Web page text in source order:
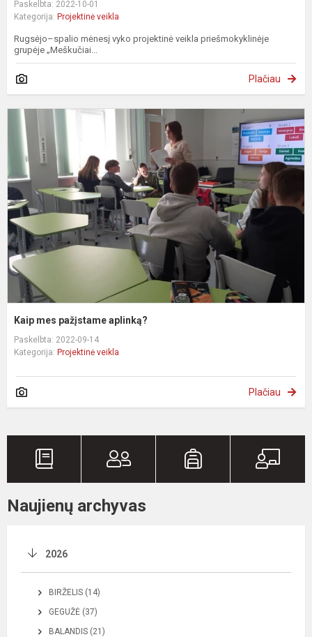
Paskelbta: 2022-10-01
Kategorija: Projektinė veikla
Rugsėjo–spalio mėnesį vyko projektinė veikla priešmokyklinėje
grupėje „Meškučiai...
Plačiau
Kaip mes pažįstame aplinką?
Paskelbta: 2022-09-14
Kategorija: Projektinė veikla
Plačiau
Naujienų archyvas
2026
BIRŽELIS (14)
GEGUŽĖ (37)
BALANDIS (21)